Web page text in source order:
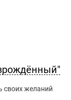
своих желаний